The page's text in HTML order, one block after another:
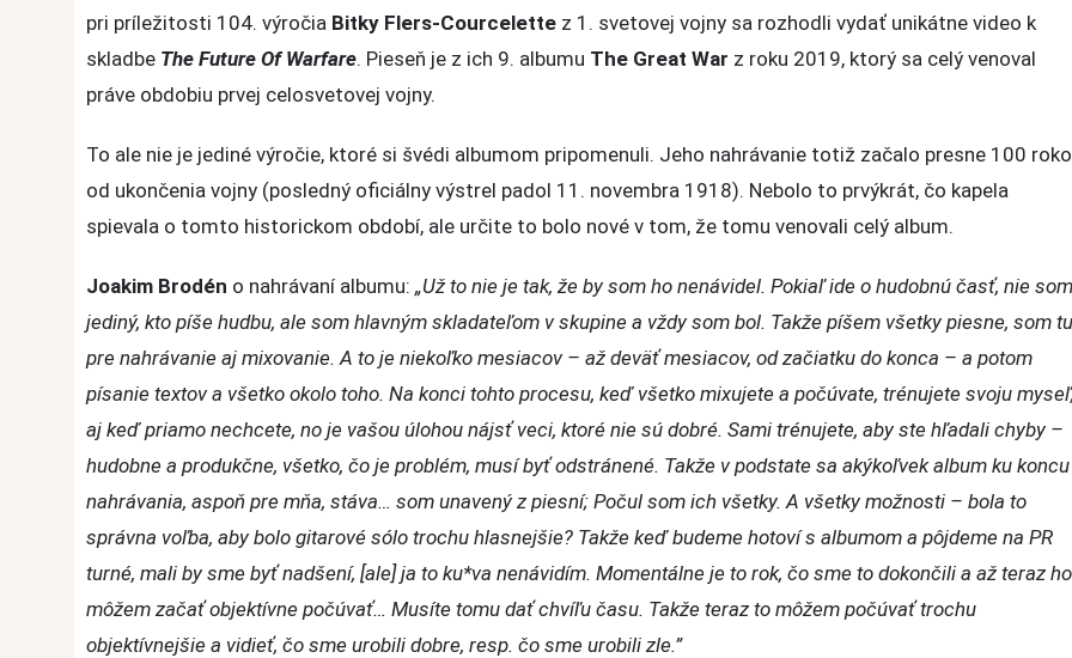
novým
videom
The
Future
Of
pri príležitosti 104. výročia Bitky Flers-Courcelette z 1. svetovej vojny sa rozhodli vydať unikátne video k
skladbe The Future Of Warfare. Pieseň je z ich 9. albumu The Great War z roku 2019, ktorý sa celý venoval
práve obdobiu prvej celosvetovej vojny.
To ale nie je jediné výročie, ktoré si švédi albumom pripomenuli. Jeho nahrávanie totiž začalo presne 100
od ukončenia vojny (posledný oficiálny výstrel padol 11. novembra 1918). Nebolo to prvýkrát, čo kapela
spievala o tomto historickom období, ale určite to bolo nové v tom, že tomu venovali celý album.
Joakim Brodén o nahrávaní albumu: „Už to nie je tak, že by som ho nenávidel. Pokiaľ ide o hudobnú časť, nie som
jediný, kto píše hudbu, ale som hlavným skladateľom v skupine a vždy som bol. Takže píšem všetky piesne, som tu
pre nahrávanie aj mixovanie. A to je niekoľko mesiacov – až deväť mesiacov, od začiatku do konca – a potom
písanie textov a všetko okolo toho. Na konci tohto procesu, keď všetko mixujete a počúvate, trénujete svoju myseľ,
aj keď priamo nechcete, no je vašou úlohou nájsť veci, ktoré nie sú dobré. Sami trénujete, aby ste hľadali chyby –
hudobne a produkčne, všetko, čo je problém, musí byť odstránené. Takže v podstate sa akýkoľvek album ku koncu
nahrávania, aspoň pre mňa, stáva… som unavený z piesní; Počul som ich všetky. A všetky možnosti – bola to
správna voľba, aby bolo gitarové sólo trochu hlasnejšie? Takže keď budeme hotoví s albumom a pôjdeme na PR
turné, mali by sme byť nadšení, [ale] ja to ku*va nenávidím. Momentálne je to rok, čo sme to dokončili a až teraz ho
môžem začať objektívne počúvať… Musíte tomu dať chvíľu času. Takže teraz to môžem počúvať trochu
objektívnejšie a vidieť, čo sme urobili dobre, resp. čo sme urobili zle.”